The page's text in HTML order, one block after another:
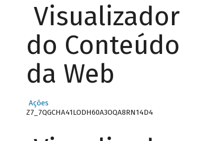
Visualizador
do Conteúdo
da Web
Ações
Z7_7QGCHA41LODH60A3OQA8RN14D4